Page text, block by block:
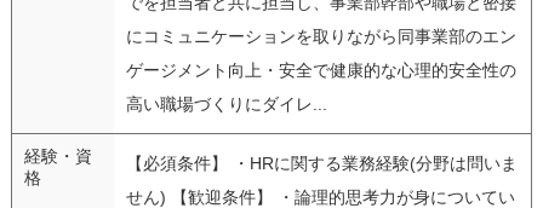
にコミュニケーションを取りながら同事業部のエン
ゲージメント向上・安全で健康的な心理的安全性の
高い職場づくりにダイレ...
経験・資
格
【必須条件】 ・HRに関する業務経験(分野は問いま
せん) 【歓迎条件】 ・論理的思考力が身についてい